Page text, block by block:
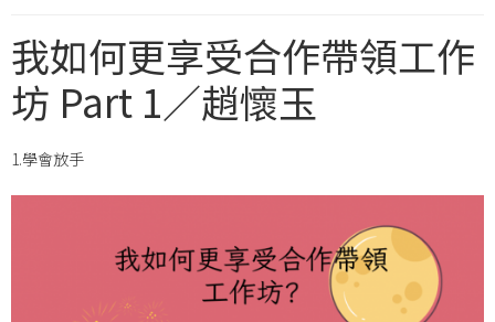
我如何更享受合作帶領工作
坊 Part 1／趙懷玉
1.學會放手